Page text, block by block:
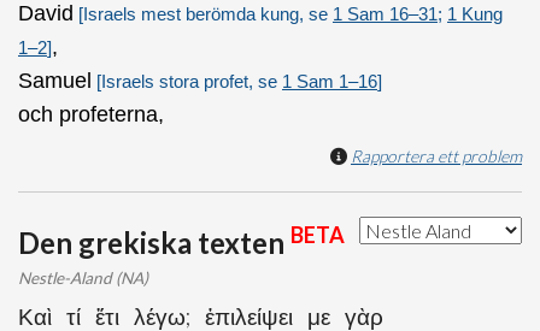
David [Israels mest berömda kung, se 1 Sam 16–31; 1 Kung
1–2],
Samuel [Israels stora profet, se 1 Sam 1–16]
och profeterna,
Rapportera ett problem
Den grekiska texten BETA
Nestle-Aland (NA)
Καὶ τί ἔτι λέγω; ἐπιλείψει με γὰρ